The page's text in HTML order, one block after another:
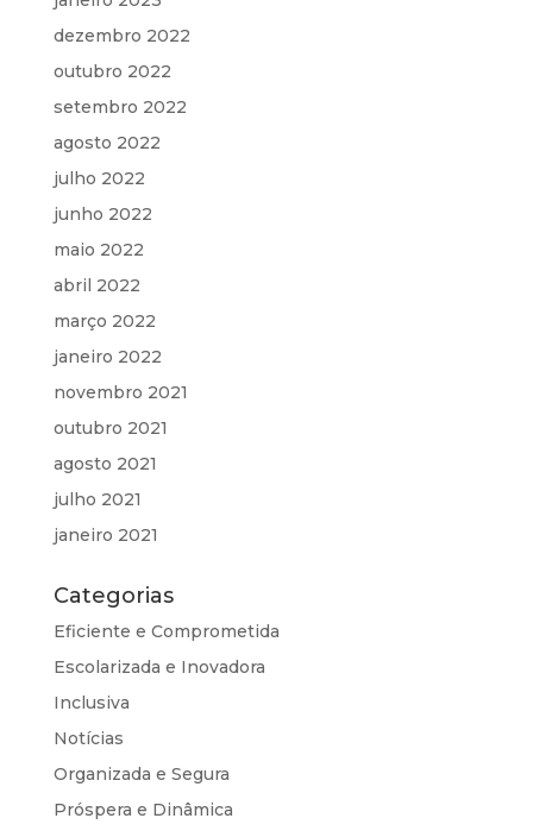
dezembro 2022
outubro 2022
setembro 2022
agosto 2022
julho 2022
junho 2022
maio 2022
abril 2022
março 2022
janeiro 2022
novembro 2021
outubro 2021
agosto 2021
julho 2021
janeiro 2021
Categorias
Eficiente e Comprometida
Escolarizada e Inovadora
Inclusiva
Notícias
Organizada e Segura
Próspera e Dinâmica